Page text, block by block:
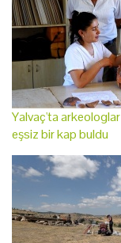
Yalvaç'ta
eşsiz bir kap buldu